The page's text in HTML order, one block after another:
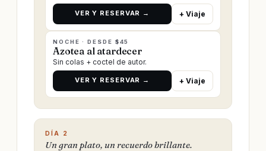
VER Y RESERVAR → + Viaje
NOCHE · DESDE $45
Azotea al atardecer
Sin colas + coctel de autor.
VER Y RESERVAR → + Viaje
DÍA 2
Un gran plato, un recuerdo brillante.